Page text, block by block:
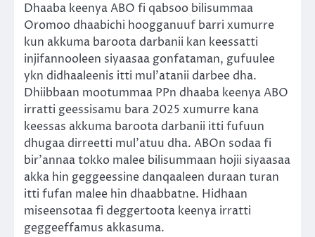
Dhaaba keenya ABO fi qabsoo bilisummaa
Oromoo dhaabichi hoogganuuf barri xumurre
kun akkuma baroota darbanii kan keessatti
injifannooleen siyaasaa gonfataman, gufuulee
ykn didhaaleenis itti mul’atanii darbee dha.
Dhiibbaan mootummaa PPn dhaaba keenya ABO
irratti geessisamu bara 2025 xumurre kana
keessas akkuma baroota darbanii itti fufuun
dhugaa dirreetti mul’atuu dha. ABOn sodaa fi
bir’annaa tokko malee bilisummaan hojii siyaasaa
akka hin geggeessine danqaaleen duraan turan
itti fufan malee hin dhaabbatne. Hidhaan
miseensotaa fi deggertoota keenya irratti
geggeeffamus akkasuma.